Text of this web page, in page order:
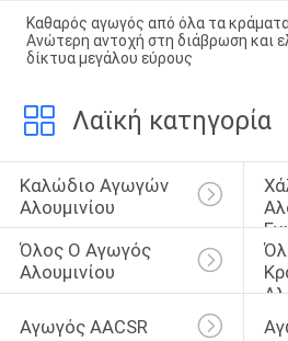
Καθαρός αγωγός από όλα τα
Ανώτερη αντοχή στη διάβρωση και
δίκτυα μεγάλου εύρους
Λαϊκή κατηγορία
Καλώδιο Αγωγών
Αλουμινίου
Όλος Ο Αγωγός
Αλουμινίου
Αγωγός AACSR